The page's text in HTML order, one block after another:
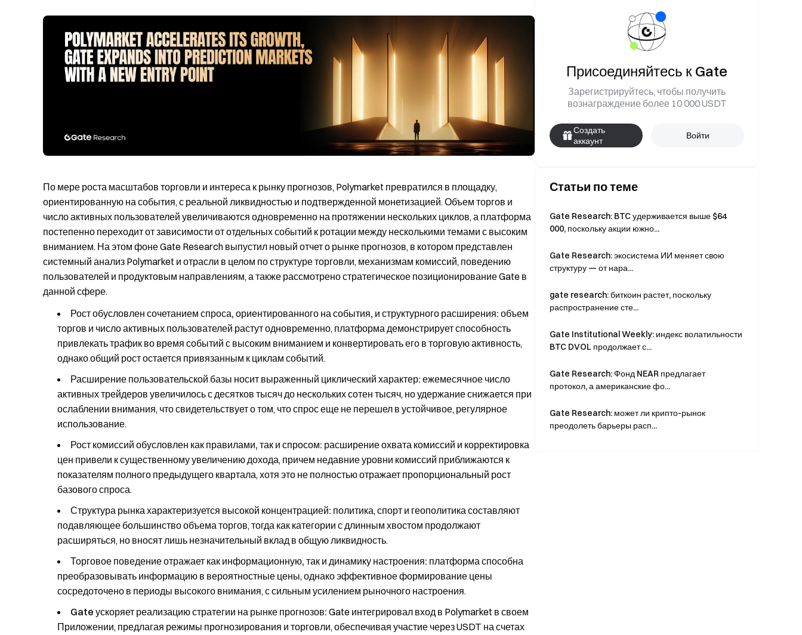
По мере роста масштабов торговли и интереса к рынку прогнозов, Polymarket превратился в площадку,
ориентированную на события, с реальной ликвидностью и подтвержденной монетизацией. Объем торгов и
число активных пользователей увеличиваются одновременно на протяжении нескольких циклов, а платформа
постепенно переходит от зависимости от отдельных событий к ротации между несколькими темами с высоким
вниманием. На этом фоне Gate Research выпустил новый отчет о рынке прогнозов, в котором представлен
системный анализ Polymarket и отрасли в целом по структуре торговли, механизмам комиссий, поведению
пользователей и продуктовым направлениям, а также рассмотрено стратегическое позиционирование Gate в
данной сфере.
Рост обусловлен сочетанием спроса, ориентированного на события, и структурного расширения: объем
торгов и число активных пользователей растут одновременно, платформа демонстрирует способность
привлекать трафик во время событий с высоким вниманием и конвертировать его в торговую активность,
однако общий рост остается привязанным к циклам событий.
Расширение пользовательской базы носит выраженный циклический характер: ежемесячное число
активных трейдеров увеличилось с десятков тысяч до нескольких сотен тысяч, но удержание снижается при
ослаблении внимания, что свидетельствует о том, что спрос еще не перешел в устойчивое, регулярное
использование.
Рост комиссий обусловлен как правилами, так и спросом: расширение охвата комиссий и корректировка
цен привели к существенному увеличению дохода, причем недавние уровни комиссий приближаются к
показателям полного предыдущего квартала, хотя это не полностью отражает пропорциональный рост
базового спроса.
Структура рынка характеризуется высокой концентрацией: политика, спорт и геополитика составляют
подавляющее большинство объема торгов, тогда как категории с длинным хвостом продолжают
расширяться, но вносят лишь незначительный вклад в общую ликвидность.
Торговое поведение отражает как информационную, так и динамику настроения: платформа способна
преобразовывать информацию в вероятностные цены, однако эффективное формирование цены
сосредоточено в периоды высокого внимания, с сильным усилением рыночного настроения.
Gate ускоряет реализацию стратегии на рынке прогнозов: Gate интегрировал вход в Polymarket в своем
Приложении, предлагая режимы прогнозирования и торговли, обеспечивая участие через USDT на счетах
Присоединяйтесь к Gate
Зарегистрируйтесь, чтобы получить
вознаграждение более 10 000 USDT
Создать
аккаунт
Войти
Статьи по теме
Gate Research: BTC удерживается выше $64
000, поскольку акции южно...
Gate Research: экосистема ИИ меняет свою
структуру — от нара...
gate research: биткоин растет, поскольку
распространение сте...
Gate Institutional Weekly: индекс волатильности
BTC DVOL продолжает с...
Gate Research: Фонд NEAR предлагает
протокол, а американские фо...
Gate Research: может ли крипто-рынок
преодолеть барьеры расп...